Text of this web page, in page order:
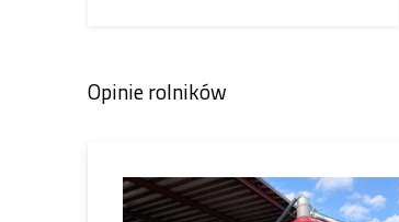
Opinie rolników